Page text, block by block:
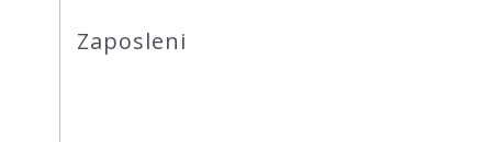
Zaposleni